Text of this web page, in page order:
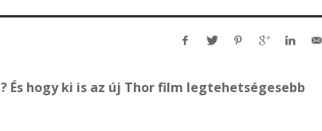
És hogy ki is az új Thor film legtehetségesebb